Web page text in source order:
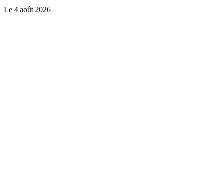
Le 4 août 2026